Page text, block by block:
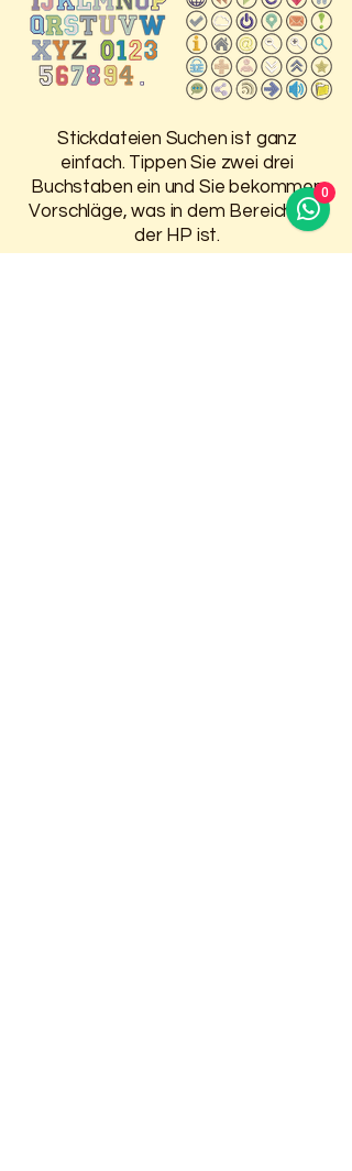
„Fußabdruck, Spuren, Füsse
1“!
Stickdateien Suchen ist ganz
einfach. Tippen Sie zwei drei
Buchstaben ein und Sie bekommen
Vorschläge, was in dem Bereich auf
der HP ist.
0